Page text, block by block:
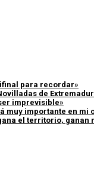
para recordar»
de
imprevisible»
muy importante en mi
el territorio,